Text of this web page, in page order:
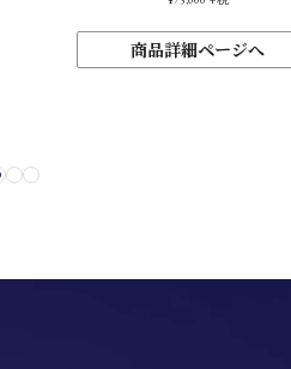
商品詳細ページへ